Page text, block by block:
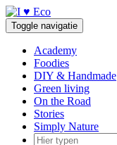
Doorgaan
naar
inhoud
Toggle navigatie
Academy
Foodies
DIY & Handmade
Green living
On the Road
Stories
Simply Nature